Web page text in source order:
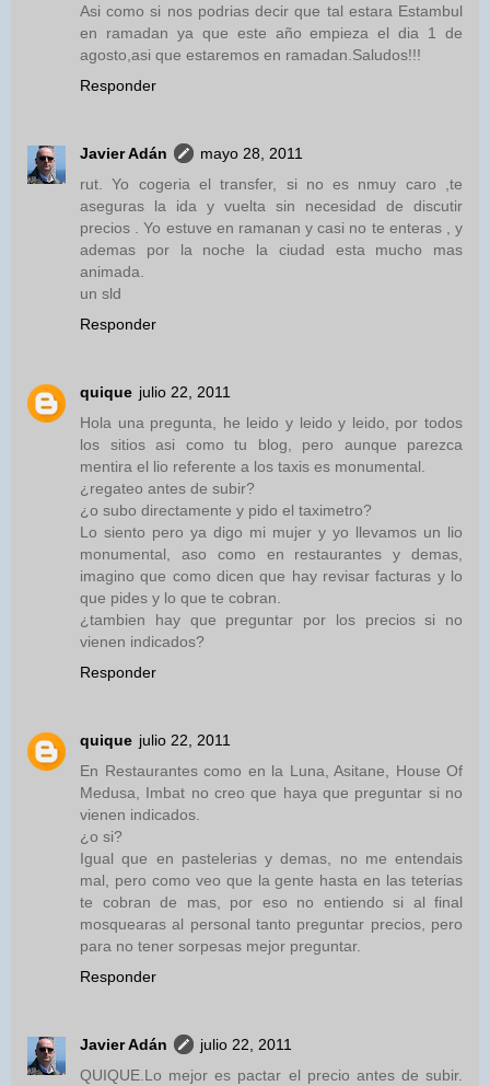
Asi como si nos podrias decir que tal estara Estambul
en ramadan ya que este año empieza el dia 1 de
agosto,asi que estaremos en ramadan.Saludos!!!
Responder
Javier Adán
mayo 28, 2011
rut. Yo cogeria el transfer, si no es nmuy caro ,te
aseguras la ida y vuelta sin necesidad de discutir
precios . Yo estuve en ramanan y casi no te enteras , y
ademas por la noche la ciudad esta mucho mas
animada.
un sld
Responder
quique julio 22, 2011
Hola una pregunta, he leido y leido y leido, por todos
los sitios asi como tu blog, pero aunque parezca
mentira el lio referente a los taxis es monumental.
¿regateo antes de subir?
¿o subo directamente y pido el taximetro?
Lo siento pero ya digo mi mujer y yo llevamos un lio
monumental, aso como en restaurantes y demas,
imagino que como dicen que hay revisar facturas y lo
que pides y lo que te cobran.
¿tambien hay que preguntar por los precios si no
vienen indicados?
Responder
quique julio 22, 2011
En Restaurantes como en la Luna, Asitane, House Of
Medusa, Imbat no creo que haya que preguntar si no
vienen indicados.
¿o si?
Igual que en pastelerias y demas, no me entendais
mal, pero como veo que la gente hasta en las teterias
te cobran de mas, por eso no entiendo si al final
mosquearas al personal tanto preguntar precios, pero
para no tener sorpesas mejor preguntar.
Responder
Javier Adán
julio 22, 2011
QUIQUE.Lo mejor es pactar el precio antes de subir.